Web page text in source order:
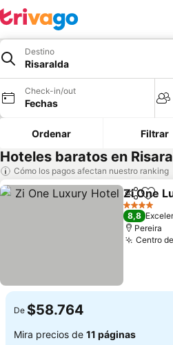
Destino
Risaralda
Check-in/out
Fechas
Ordenar Filtrar
Hoteles baratos en
Cómo los pagos afectan nuestro ranking
Compartir
Zi One
4 Estrellas
8,8
Pereira
Centro
De $58.764
Mira precios de 11 páginas